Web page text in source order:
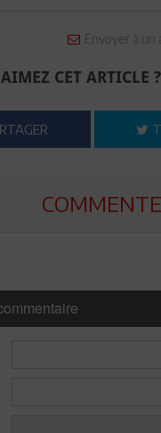
Envoyer à un
CET ARTICLE